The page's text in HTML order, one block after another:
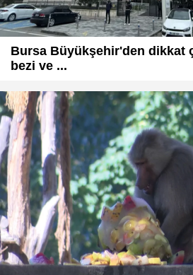
Bursa Büyükşehir'den dikkat
bezi ve ...